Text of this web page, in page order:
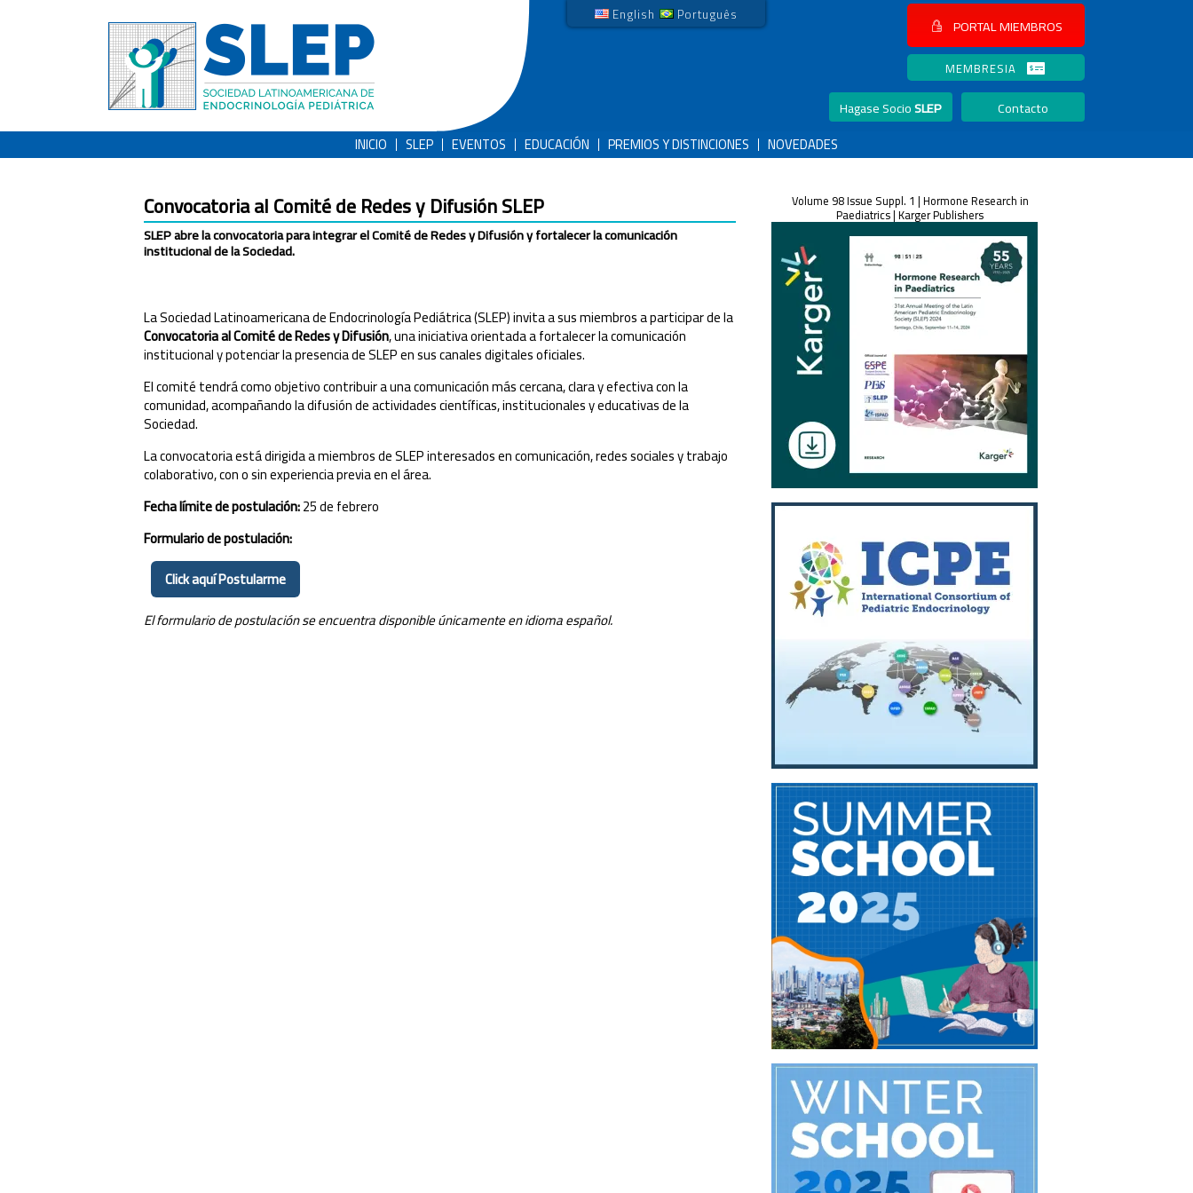
English Português PORTAL MIEMBROS
MEMBRESIA
Hagase SocioSLEP
Contacto
INICIO
SLEP EVENTOS EDUCACIÓN PREMIOS Y DISTINCIONES NOVEDADES
Convocatoria al Comité de Redes y Difusión SLEP
SLEP abre la convocatoria para integrar el Comité de Redes y Difusión y fortalecer la comunicación
institucional de la Sociedad.
La Sociedad Latinoamericana de Endocrinología Pediátrica (SLEP) invita a sus miembros a participar de la
Convocatoria al Comité de Redes y Difusión, una iniciativa orientada a fortalecer la comunicación
institucional y potenciar la presencia de SLEP en sus canales digitales oficiales.
El comité tendrá como objetivo contribuir a una comunicación más cercana, clara y efectiva con la
comunidad, acompañando la difusión de actividades científicas, institucionales y educativas de la
Sociedad.
La convocatoria está dirigida a miembros de SLEP interesados en comunicación, redes sociales y trabajo
colaborativo, con o sin experiencia previa en el área.
Fecha límite de postulación:25 de febrero
Formulario de postulación:
Click aquí Postularme
El formulario de postulación se encuentra disponible únicamente en idioma español.
Volume 98 Issue Suppl. 1 | Hormone Research in
Paediatrics | Karger Publishers